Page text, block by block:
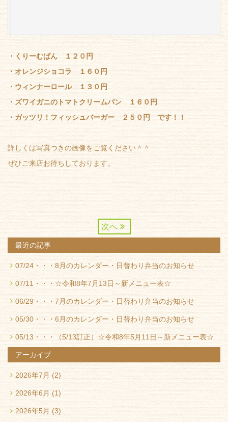
・くりーむぱん １２０円
・オレンジショコラ １６０円
・ウィンナーロール １３０円
・ズワイガニのトマトクリームパン １６０円
・ガッツリ！フィッシュバーガー ２５０円 です！！
詳しくは写真つきの画像をご覧ください＾＾
ぜひご来店お待ちしております。
次へ
最近の記事
07/24・・・ 8月のカレンダー・日替わり弁当のお知らせ
07/11・・・ ☆令和8年7月13日～新メニュー表☆
06/29・・・ 7月のカレンダー・日替わり弁当のお知らせ
05/30・・・ 6月のカレンダー・日替わり弁当のお知らせ
05/13・・・ （5/13訂正）☆令和8年5月11日～新メニュー表☆
アーカイブ
2026年7月 (2)
2026年6月 (1)
2026年5月 (3)